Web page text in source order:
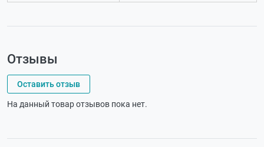
Отзывы
Оставить отзыв
На данный товар отзывов пока нет.